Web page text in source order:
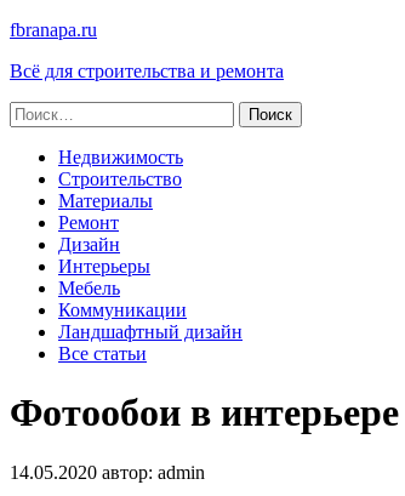
fbranapa.ru
Всё для строительства и ремонта
Найти:
Недвижимость
Строительство
Материалы
Ремонт
Дизайн
Интерьеры
Мебель
Коммуникации
Ландшафтный дизайн
Все статьи
Фотообои в
14.05.2020 автор: admin